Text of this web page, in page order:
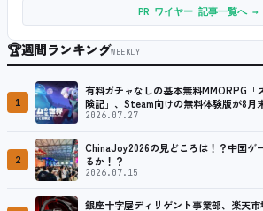
PR ワイヤー 記事一覧へ →
🏆週間ランキングWEEKLY
1
有料ガチャなしの基本無料MMORPG
険記」、Steam向けの無料体験版が8月
2026.07.27
2
ChinaJoy2026の見どころは！？中国ゲ
るか！？
2026.07.15
銀座十字屋ディリゲント事業部、楽天